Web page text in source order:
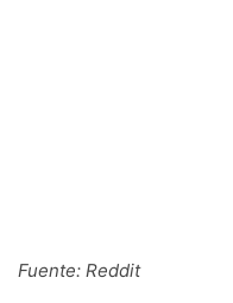
Fuente: Reddit